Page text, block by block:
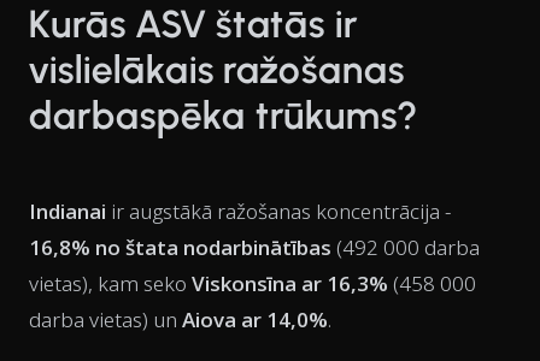
Kurās ASV štatās ir
vislielākais ražošanas
darbaspēka trūkums?
Indianai ir augstākā ražošanas koncentrācija -
16,8% no štata nodarbinātības (492 000 darba
vietas), kam seko Viskonsīna ar 16,3% (458 000
darba vietas) un Aiova ar 14,0%.